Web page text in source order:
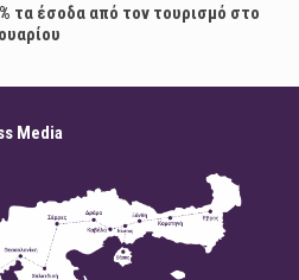
τα έσοδα από τον τουρισμό στο
Media